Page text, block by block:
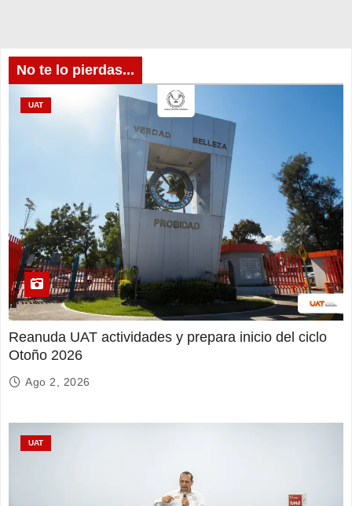
No te lo pierdas...
UAT
Reanuda UAT actividades y prepara inicio del ciclo
Otoño 2026
Ago 2, 2026
UAT